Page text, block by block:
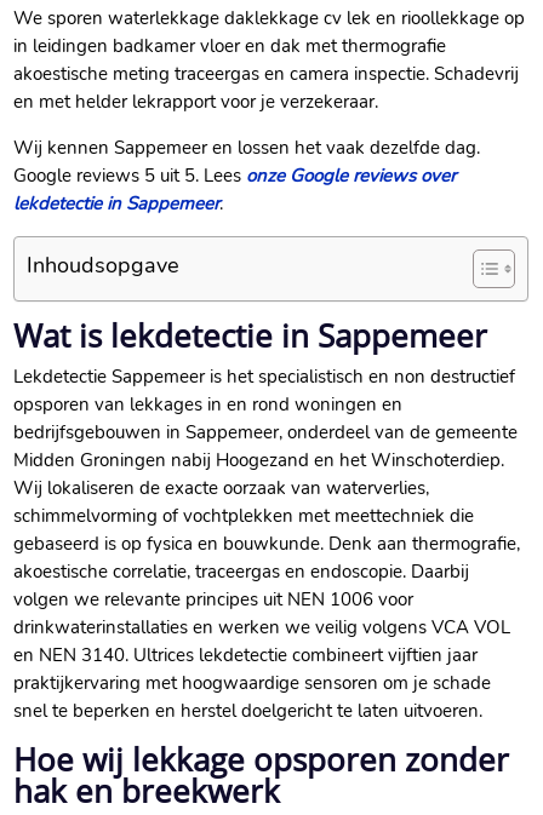
We sporen waterlekkage daklekkage cv lek en rioollekkage op
in leidingen badkamer vloer en dak met thermografie
akoestische meting traceergas en camera inspectie.​ Schadevrij
en met helder lekrapport voor je verzekeraar.​
Wij kennen Sappemeer en lossen het vaak dezelfde dag.​
Google reviews 5 uit 5.​ Lees onze Google reviews over
lekdetectie in Sappemeer.​
Inhoudsopgave
Wat is lekdetectie in Sappemeer
Lekdetectie Sappemeer is het specialistisch en non destructief
opsporen van lekkages in en rond woningen en
bedrijfsgebouwen in Sappemeer, onderdeel van de gemeente
Midden Groningen nabij Hoogezand en het Winschoterdiep.​
Wij lokaliseren de exacte oorzaak van waterverlies,
schimmelvorming of vochtplekken met meettechniek die
gebaseerd is op fysica en bouwkunde.​ Denk aan thermografie,
akoestische correlatie, traceergas en endoscopie.​ Daarbij
volgen we relevante principes uit NEN 1006 voor
drinkwaterinstallaties en werken we veilig volgens VCA VOL
en NEN 3140.​ Ultrices lekdetectie combineert vijftien jaar
praktijkervaring met hoogwaardige sensoren om je schade
snel te beperken en herstel doelgericht te laten uitvoeren.​
Hoe wij lekkage opsporen zonder
hak en breekwerk